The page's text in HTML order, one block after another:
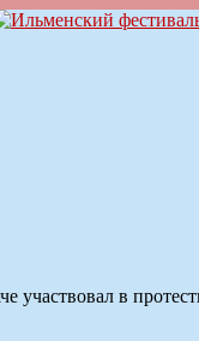
участвовал в